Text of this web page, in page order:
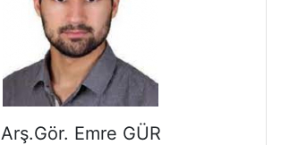
Arş.Gör. Emre GÜR